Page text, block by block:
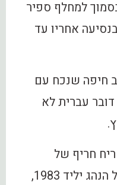
קמ"ש) בסמוך למחלף ספיר
בנסיעה אחריו עד
חיפה שנכח עם
דובר עברית לא
חריף של
אלכוהול הנידף מהבל פיו של הנהג יליד 1983,